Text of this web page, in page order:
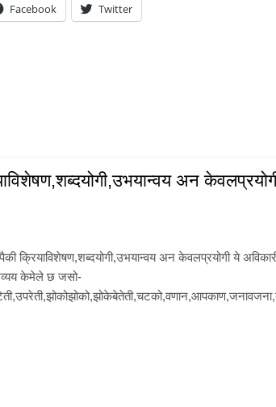
Facebook Twitter
अन
क्रियाविशेषण,शब्दयोगी,उभयान्वय अन केवलप्रयोगी ये
अव्यय केमेले छ जसो-